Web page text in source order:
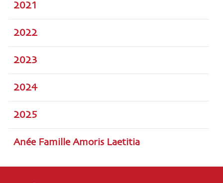
2021
2022
2023
2024
2025
Anée Famille Amoris Laetitia